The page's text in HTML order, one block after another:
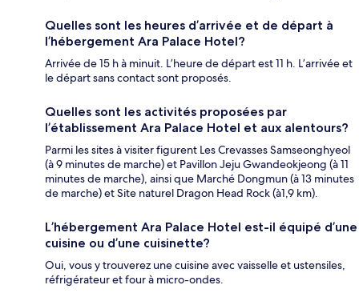
Quelles sont les heures d’arrivée et de départ à
l’hébergement Ara Palace Hotel?
Arrivée de 15 h à minuit. L’heure de départ est 11 h. L’arrivée et
le départ sans contact sont proposés.
Quelles sont les activités proposées par
l’établissement Ara Palace Hotel et aux alentours?
Parmi les sites à visiter figurent Les Crevasses Samseonghyeol
(à 9 minutes de marche) et Pavillon Jeju Gwandeokjeong (à 11
minutes de marche), ainsi que Marché Dongmun (à 13 minutes
de marche) et Site naturel Dragon Head Rock (à1,9 km).
L’hébergement Ara Palace Hotel est-il équipé d’une
cuisine ou d’une cuisinette?
Oui, vous y trouverez une cuisine avec vaisselle et ustensiles,
réfrigérateur et four à micro-ondes.